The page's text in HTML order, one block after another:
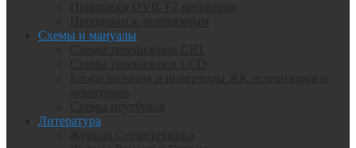
Схемы и мануалы
Литература